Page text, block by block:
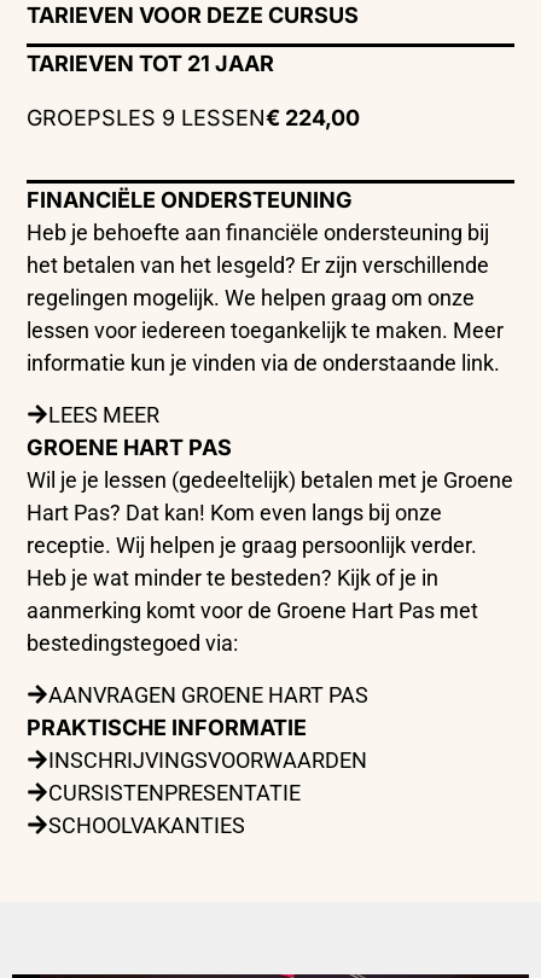
TARIEVEN VOOR DEZE CURSUS
TARIEVEN TOT 21 JAAR
GROEPSLES 9 LESSEN€ 224,00
FINANCIËLE ONDERSTEUNING
Heb je behoefte aan financiële ondersteuning bij
het betalen van het lesgeld? Er zijn verschillende
regelingen mogelijk. We helpen graag om onze
lessen voor iedereen toegankelijk te maken. Meer
informatie kun je vinden via de onderstaande link.
LEES MEER
GROENE HART PAS
Wil je je lessen (gedeeltelijk) betalen met je Groene
Hart Pas? Dat kan! Kom even langs bij onze
receptie. Wij helpen je graag persoonlijk verder.
Heb je wat minder te besteden? Kijk of je in
aanmerking komt voor de Groene Hart Pas met
bestedingstegoed via:
AANVRAGEN GROENE HART PAS
PRAKTISCHE INFORMATIE
INSCHRIJVINGSVOORWAARDEN
CURSISTENPRESENTATIE
SCHOOLVAKANTIES